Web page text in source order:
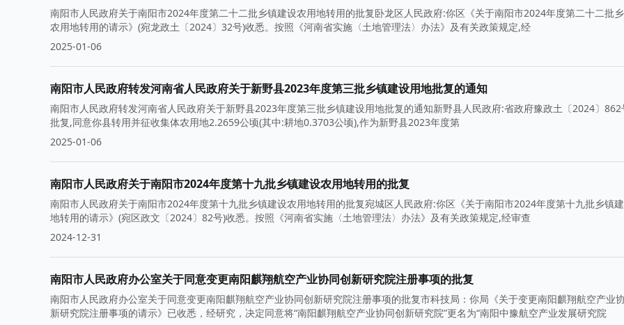
南阳市人民政府关于南阳市2024年度第二十二批乡镇建设农用地转用的批复卧龙区人民政府:你区《关于南阳市2024年度第二十二批
农用地转用的请示》(宛龙政土〔2024〕32号)收悉。按照《河南省实施〈土地管理法〉办法》及有关政策规定,经
2025-01-06
南阳市人民政府转发河南省人民政府关于新野县2023年度第三批乡镇建设用地批复的通知
南阳市人民政府转发河南省人民政府关于新野县2023年度第三批乡镇建设用地批复的通知新野县人民政府:省政府豫政土〔2024〕862
批复,同意你县转用并征收集体农用地2.2659公顷(其中:耕地0.3703公顷),作为新野县2023年度第
2025-01-06
南阳市人民政府关于南阳市2024年度第十九批乡镇建设农用地转用的批复
南阳市人民政府关于南阳市2024年度第十九批乡镇建设农用地转用的批复宛城区人民政府:你区《关于南阳市2024年度第十九批乡镇
地转用的请示》(宛区政文〔2024〕82号)收悉。按照《河南省实施〈土地管理法〉办法》及有关政策规定,经审查
2024-12-31
南阳市人民政府办公室关于同意变更南阳麒翔航空产业协同创新研究院注册事项的批复
南阳市人民政府办公室关于同意变更南阳麒翔航空产业协同创新研究院注册事项的批复市科技局：你局《关于变更南阳麒翔航空产业
新研究院注册事项的请示》已收悉，经研究，决定同意将“南阳麒翔航空产业协同创新研究院”更名为“南阳中豫航空产业发展研究院